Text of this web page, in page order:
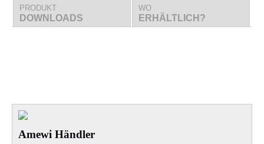
PRODUKT
DOWNLOADS
WO
ERHÄLTLICH?
Amewi Händler